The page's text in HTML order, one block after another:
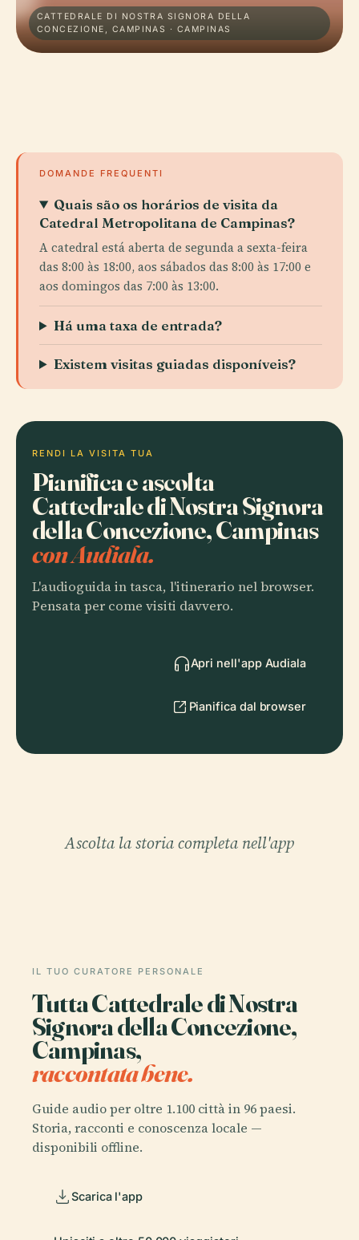
CATTEDRALE DI NOSTRA SIGNORA DELLA
CONCEZIONE, CAMPINAS · CAMPINAS
DOMANDE FREQUENTI
Quais são os horários de visita da
Catedral Metropolitana de Campinas?
A catedral está aberta de segunda a sexta-feira
das 8:00 às 18:00, aos sábados das 8:00 às 17:00 e
aos domingos das 7:00 às 13:00.
Há uma taxa de entrada?
Existem visitas guiadas disponíveis?
RENDI LA VISITA TUA
Pianifica e ascolta
Cattedrale di Nostra Signora
della Concezione, Campinas
con Audiala.
L'audioguida in tasca, l'itinerario nel browser.
Pensata per come visiti davvero.
Apri nell'app Audiala
Pianifica dal browser
Ascolta la storia completa nell'app
IL TUO CURATORE PERSONALE
Tutta Cattedrale di Nostra
Signora della Concezione,
Campinas,
raccontata bene.
Guide audio per oltre 1.100 città in 96 paesi.
Storia, racconti e conoscenza locale —
disponibili offline.
Scarica l'app